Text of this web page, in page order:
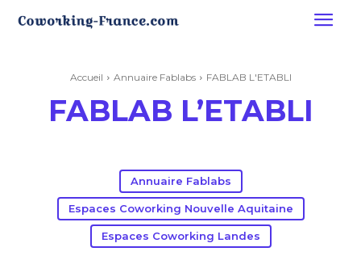
Accueil Annuaire Fablabs FABLAB L'ETABLI
FABLAB L’ETABLI
Annuaire Fablabs
Espaces Coworking Nouvelle Aquitaine
Espaces Coworking Landes